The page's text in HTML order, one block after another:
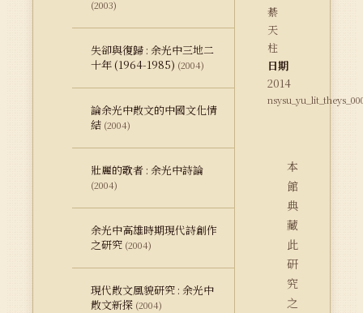
(2003)
失卻與復歸 : 余光中三地二
十年 (1964-1985) (2004)
論余光中散文的中國文化情
結 (2004)
壯麗的歌者 : 余光中詩論
(2004)
余光中高雄時期現代詩創作
之研究 (2004)
現代散文風貌研究 : 余光中
散文新探 (2004)
綦
天
柱
日期
2014
本
館
典
藏
此
研
究
之